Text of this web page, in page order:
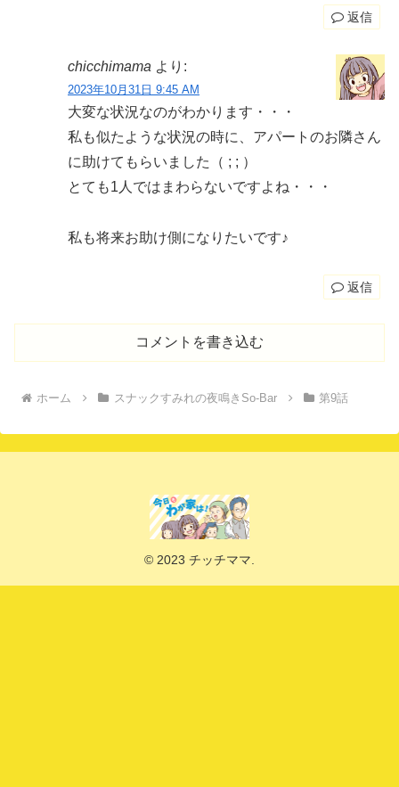
返信
chicchimama より:
2023年10月31日 9:45 AM
大変な状況なのがわかります・・・
私も似たような状況の時に、アパートのお隣さん
に助けてもらいました（ ; ; ）
とても1人ではまわらないですよね・・・
私も将来お助け側になりたいです♪
返信
コメントを書き込む
ホーム スナックすみれの夜鳴きSo-Bar 第9話
© 2023 チッチママ.